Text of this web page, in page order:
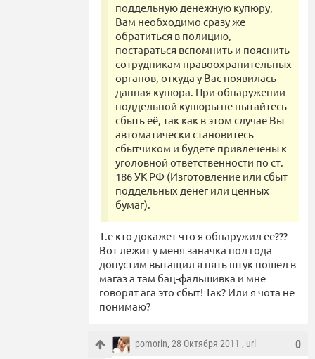
поддельную денежную купюру,
Вам необходимо сразу же
обратиться в полицию,
постараться вспомнить и пояснить
сотрудникам правоохранительных
органов, откуда у Вас появилась
данная купюра. При обнаружении
поддельной купюры не пытайтесь
сбыть её, так как в этом случае Вы
автоматически становитесь
сбытчиком и будете привлечены к
уголовной ответственности по ст.
186 УК РФ (Изготовление или сбыт
поддельных денег или ценных
бумаг).
Т.е кто докажет что я обнаружил ее???
Вот лежит у меня заначка пол года
допустим вытащил я пять штук пошел в
магаз а там бац-фальшивка и мне
говорят ага это сбыт! Так? Или я чота не
понимаю?
0
pomorin, 28 Октября 2011 , url